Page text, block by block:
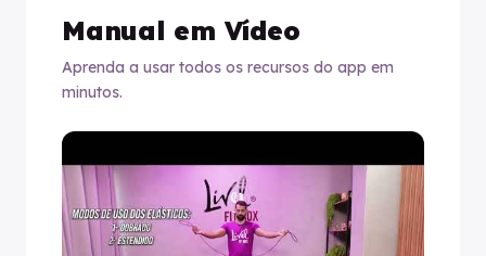
Manual em Vídeo
Aprenda a usar todos os recursos do app em
minutos.